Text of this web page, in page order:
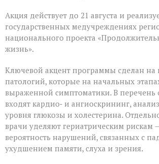
Акция действует до 21 августа и
государственных медучреждениях
национального проекта
жизнь».
Ключевой акцент программы сделан на
патологий, которые на начальных
выраженной симптоматики. В перечень
входят кардио‑ и ангиоскрининг,
уровня глюкозы и холестерина.
врачи уделяют гериатрическим рискам
вероятность нарушений, связанных с
ухудшением памяти, слуха и зрения.